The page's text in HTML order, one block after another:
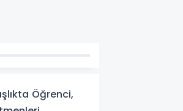
Öğrenci,